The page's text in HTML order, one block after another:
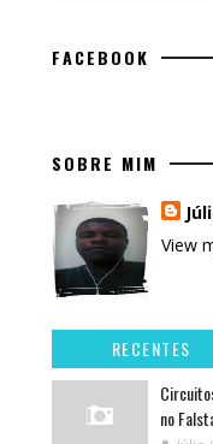
FACEBOOK
SOBRE MIM
View
RECENTES
no